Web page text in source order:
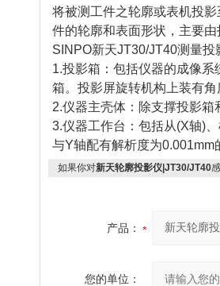
将被测工件之轮廓或表机投
件的轮廓和表面形状，主要
SINPO新天JT30/JT40测量投
1.投影箱：包括仪器的成像
箱。投影屏旋转机构上装有
2.仪器主壳体：除支撑投影
3.仪器工作台：包括从(X轴)
与Y轴配有解析度为
如果你对新天轮廓投影仪|JT30/JT40
产品：
您的单位：